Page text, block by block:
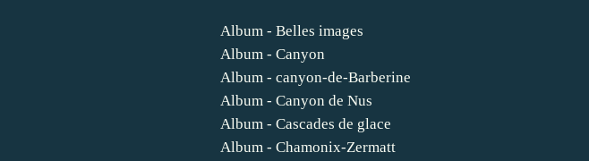
Album - Belles images
Album - Canyon
Album - canyon-de-Barberine
Album - Canyon de Nus
Album - Cascades de glace
Album - Chamonix-Zermatt